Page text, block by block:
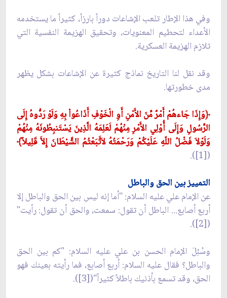
وفي هذا الإطار تلعب الإشاعات دوراً بارزاً، كثيراً ما يستخدمه
الأعداء لتحطيم المعنويات، وتحقيق الهزيمة النفسية التي
تلازم الهزيمة العسكرية.
وقد نقل لنا التاريخ نماذج كثيرة عن الإشاعات بشكل يظهر
مدى خطورتها.
﴿وَإِذَا جَاءهُمْ أَمْرٌ مِّنَ الأَمْنِ أَوِ الْخَوْفِ أَذَاعُواْ بِهِ وَلَوْ رَدُّوهُ إِلَى
الرَّسُولِ وَإِلَى أُوْلِي الأَمْرِ مِنْهُمْ لَعَلِمَهُ الَّذِينَ يَسْتَنبِطُونَهُ مِنْهُمْ
وَلَوْلاَ فَضْلُ اللّهِ عَلَيْكُمْ وَرَحْمَتُهُ لاَتَّبَعْتُمُ الشَّيْطَانَ إِلاَّ قَلِيلاً﴾
([1]).
التمييز بين الحق والباطل
عن الإمام علي عليه السلام: "أما إنه ليس بين الحق والباطل إلا
أربع أصابع... الباطل أن تقول: سمعت، والحق أن تقول: رأيت"
([2]).
وسُئِلَ الإمام الحسن بن علي عليه السلام: "كم بين الحق
والباطل؟ فقال عليه السلام: أربع أصابع، فما رأيته بعينك فهو
الحق، وقد تسمع بأذنيك باطلاً كثيراً"([3]).